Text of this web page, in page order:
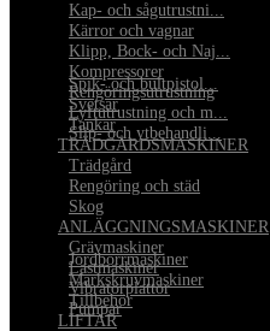
Kap- och sågutrustni...
Kärror och vagnar
Klipp, Bock- och Naj...
Kompressorer
Rengöringsutrustning
Lyftutrustning och m...
Slip- och ytbehandli...
Spik- och bultpistol...
Svetsar
Tankar
TRÄDGÅRDSMASKINER
Trädgård
Rengöring och städ
Skog
ANLÄGGNINGSMASKINER
Grävmaskiner
Lastmaskiner
Vibratorplattor
Pumpar
Jordborrmaskiner
Markskruvmaskiner
Tillbehör
LIFTAR